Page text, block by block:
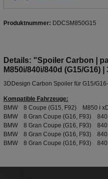
Produktnummer: DDCSM850G15
Details: "Spoiler Carbon |
M850i/840i/840d (G15/G16)
3DDesign Carbon Spoiler für G15/
Kompatible Fahrzeuge:
BMW 8 Coupe (G15, F92) M850 i
BMW 8 Gran Coupe (G16, F93)
BMW 8 Gran Coupe (G16, F93)
BMW 8 Gran Coupe (G16, F93)
BMW 8 Gran Coupe (G16, F93)